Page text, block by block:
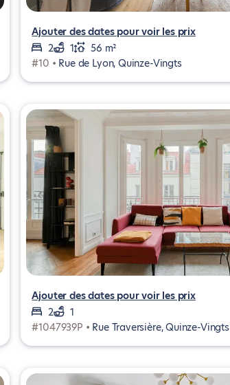
Ajouter des dates pour voir les prix
2
1
56 m²
#10 • Rue de Lyon, Quinze-Vingts
Ajouter des dates pour voir les prix
2
1
#1047939P • Rue Traversière, Quinze-Vingts